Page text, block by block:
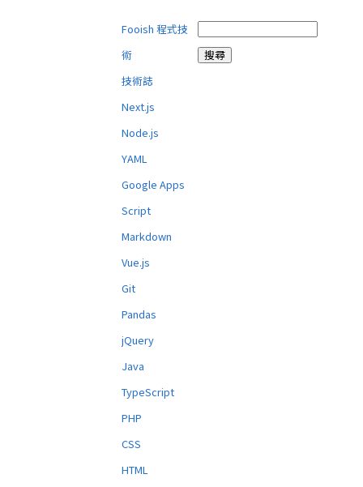
Fooish 程式技
術
技術誌
Next.js
Node.js
YAML
Google Apps
Script
Markdown
Vue.js
Git
Pandas
jQuery
Java
TypeScript
PHP
CSS
HTML